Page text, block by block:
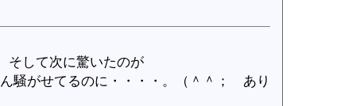
そして次に驚いたのが
騒がせてるのに・・・・。（＾＾； あり